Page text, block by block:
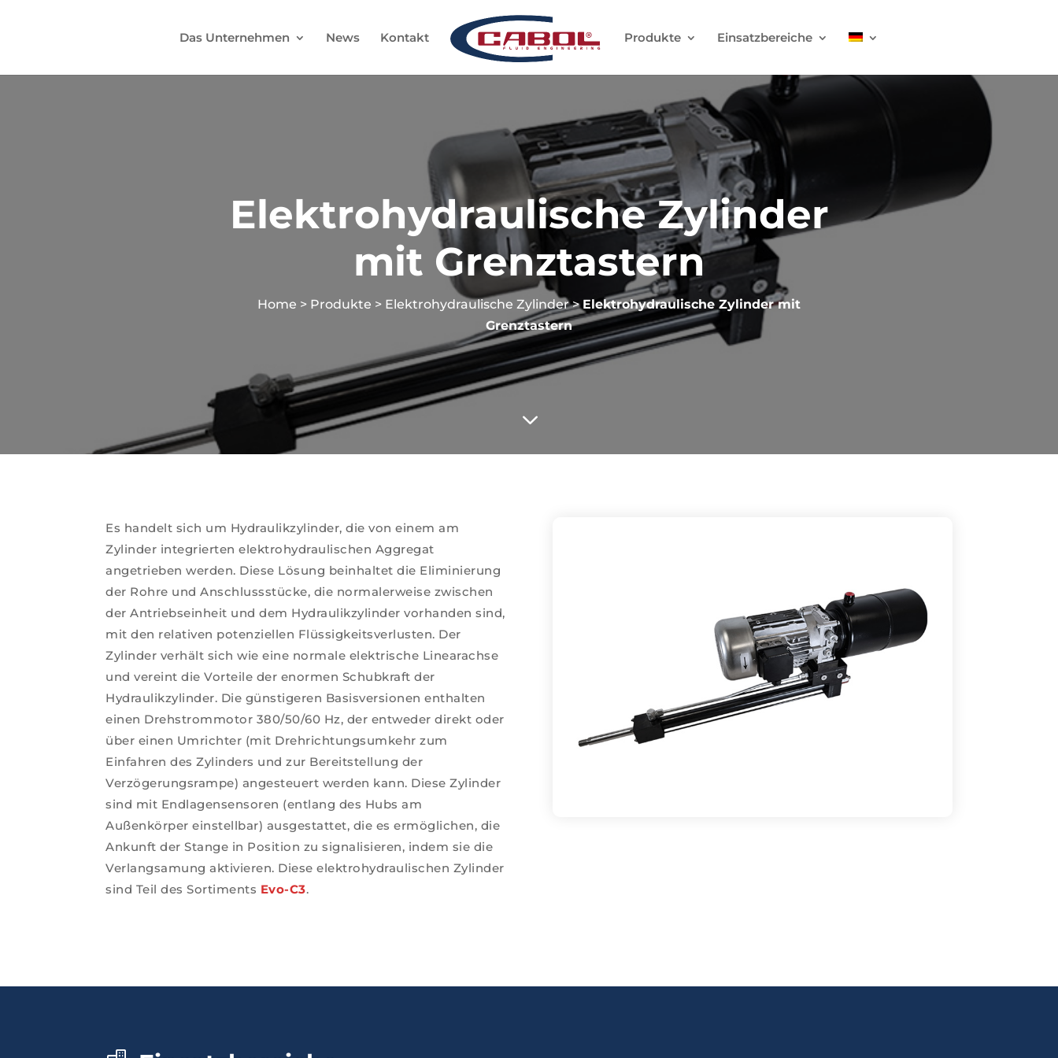
Das Unternehmen News Kontakt Produkte Einsatzbereiche
Elektrohydraulische Zylinder
mit Grenztastern
Home > Produkte > Elektrohydraulische Zylinder>Elektrohydraulische Zylinder mit
Grenztastern
3
Es handelt sich um Hydraulikzylinder, die von einem am
Zylinder integrierten elektrohydraulischen Aggregat
angetrieben werden. Diese Lösung beinhaltet die Eliminierung
der Rohre und Anschlussstücke, die normalerweise zwischen
der Antriebseinheit und dem Hydraulikzylinder vorhanden sind,
mit den relativen potenziellen Flüssigkeitsverlusten. Der
Zylinder verhält sich wie eine normale elektrische Linearachse
und vereint die Vorteile der enormen Schubkraft der
Hydraulikzylinder. Die günstigeren Basisversionen enthalten
einen Drehstrommotor 380/50/60 Hz, der entweder direkt oder
über einen Umrichter (mit Drehrichtungsumkehr zum
Einfahren des Zylinders und zur Bereitstellung der
Verzögerungsrampe) angesteuert werden kann. Diese Zylinder
sind mit Endlagensensoren (entlang des Hubs am
Außenkörper einstellbar) ausgestattet, die es ermöglichen, die
Ankunft der Stange in Position zu signalisieren, indem sie die
Verlangsamung aktivieren. Diese elektrohydraulischen Zylinder
sind Teil des Sortiments Evo-C3.